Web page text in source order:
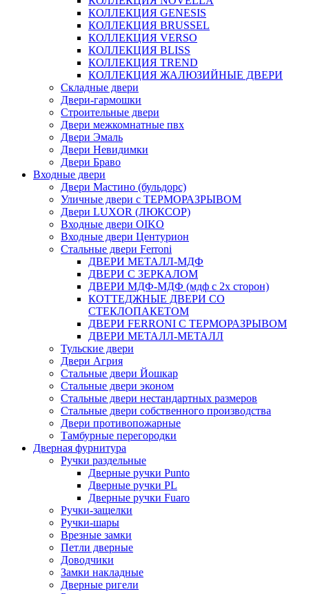
КОЛЛЕКЦИЯ GENESIS
КОЛЛЕКЦИЯ BRUSSEL
КОЛЛЕКЦИЯ VERSO
КОЛЛЕКЦИЯ BLISS
КОЛЛЕКЦИЯ TREND
КОЛЛЕКЦИЯ ЖАЛЮЗИЙНЫЕ ДВЕРИ
Складные двери
Двери-гармошки
Строительные двери
Двери межкомнатные пвх
Двери Эмаль
Двери Невидимки
Двери Браво
Входные двери
Двери Мастино (бульдорс)
Уличные двери с ТЕРМОРАЗРЫВОМ
Двери LUXOR (ЛЮКСОР)
Входные двери OIKO
Входные двери Центурион
Стальные двери Ferroni
ДВЕРИ МЕТАЛЛ-МДФ
ДВЕРИ С ЗЕРКАЛОМ
ДВЕРИ МДФ-МДФ (мдф с 2х сторон)
КОТТЕДЖНЫЕ ДВЕРИ СО
СТЕКЛОПАКЕТОМ
ДВЕРИ FERRONI С ТЕРМОРАЗРЫВОМ
ДВЕРИ МЕТАЛЛ-МЕТАЛЛ
Тульские двери
Двери Агрия
Стальные двери Йошкар
Стальные двери эконом
Стальные двери нестандартных размеров
Стальные двери собственного производства
Двери противопожарные
Тамбурные перегородки
Дверная фурнитура
Ручки раздельные
Дверные ручки Punto
Дверные ручки PL
Дверные ручки Fuaro
Ручки-защелки
Ручки-шары
Врезные замки
Петли дверные
Доводчики
Замки накладные
Дверные ригели